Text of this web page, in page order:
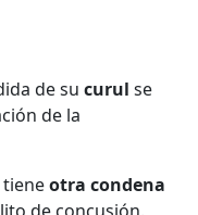
de sucurul se
de la
otra condena